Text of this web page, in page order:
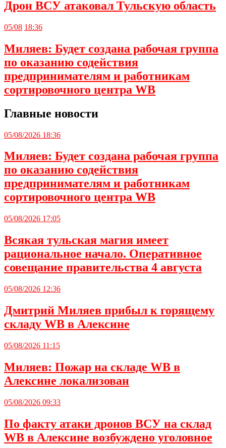
Дрон ВСУ атаковал Тульскую область
05/08 18:36
Миляев: Будет создана рабочая группа
по оказанию содействия
предпринимателям и работникам
сортировочного центра WB
Главные новости
05/08/2026 18:36
Миляев: Будет создана рабочая группа
по оказанию содействия
предпринимателям и работникам
сортировочного центра WB
05/08/2026 17:05
Всякая тульская магия имеет
рациональное начало. Оперативное
совещание правительства 4 августа
05/08/2026 12:36
Дмитрий Миляев прибыл к горящему
складу WB в Алексине
05/08/2026 11:15
Миляев: Пожар на складе WB в
Алексине локализован
05/08/2026 09:33
По факту атаки дронов ВСУ на склад
WB в Алексине возбуждено уголовное